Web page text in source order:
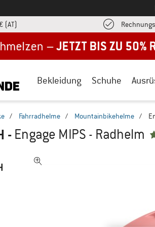
(AT)
Bekleidung Schuhe
/ Fahrradhelme / Mountainbikehelme /
- Engage MIPS - Radhelm